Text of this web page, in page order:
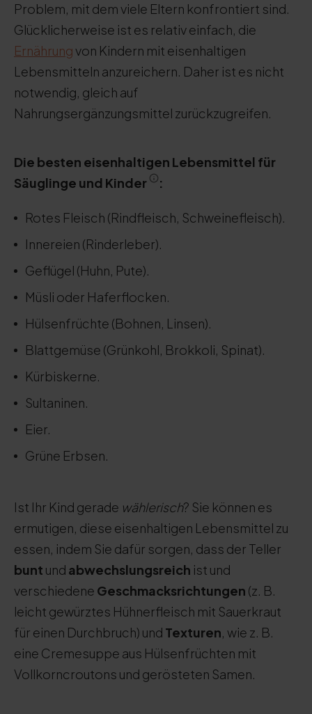
Problem, mit dem viele Eltern konfrontiert sind.
Glücklicherweise ist es relativ einfach, die
Ernährungvon Kindern mit eisenhaltigen
Lebensmitteln anzureichern. Daher ist es nicht
notwendig, gleich auf
Nahrungsergänzungsmittel zurückzugreifen.
Die besten eisenhaltigen Lebensmittel für
Säuglinge und Kinder
:
Rotes Fleisch (Rindfleisch, Schweinefleisch).
Innereien (Rinderleber).
Geflügel (Huhn, Pute).
Müsli oder Haferflocken.
Hülsenfrüchte (Bohnen, Linsen).
Blattgemüse (Grünkohl, Brokkoli, Spinat).
Kürbiskerne.
Sultaninen.
Eier.
Grüne Erbsen.
Ist Ihr Kind gerade wählerisch? Sie können es
ermutigen, diese eisenhaltigen Lebensmittel zu
essen, indem Sie dafür sorgen, dass der Teller
bunt und abwechslungsreich ist und
verschiedene Geschmacksrichtungen (z. B.
leicht gewürztes Hühnerfleisch mit Sauerkraut
für einen Durchbruch) und Texturen, wie z. B.
eine Cremesuppe aus Hülsenfrüchten mit
Vollkorncroutons und gerösteten Samen.